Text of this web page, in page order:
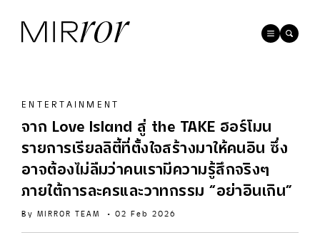
ENTERTAINMENT
จาก Love Island สู่ the TAKE ฮอร์โมน
รายการเรียลลิตี้ที่ตั้งใจสร้างมาให้คนอิน ซึ่ง
อาจต้องไม่ลืมว่าคนเรามีความรู้สึกจริงๆ
ภายใต้การละครและวาทกรรม “อย่าอินเกิน”
By MIRROR TEAM • 02 Feb 2026